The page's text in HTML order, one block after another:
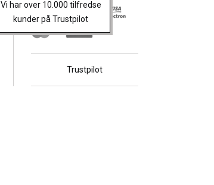
Vi har over 10.000 tilfredse
kunder på Trustpilot
Trustpilot